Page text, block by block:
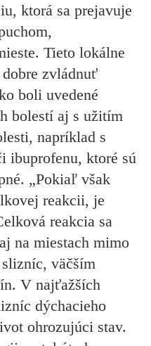
ktorá sa prejavuje
Tieto lokálne
dobre zvládnuť
boli uvedené
bolestí aj s užitím
napríklad s
ibuprofenu, ktoré sú
„Pokiaľ však
reakcii, je
reakcia sa
na miestach mimo
väčším
V najťažších
dýchacieho
ohrozujúci stav.